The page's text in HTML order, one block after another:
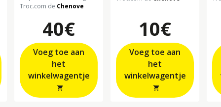
Troc.com de Chenove
40€
Voeg toe aan
het
shopping_cart
10€
Voeg toe aan
het
shopping_cart